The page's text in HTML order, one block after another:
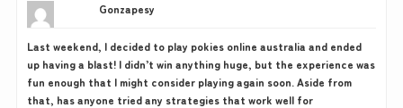
Gonzapesy
Last weekend, I decided to play pokies online australia and ended
up having a blast! I didn’t win anything huge, but the experience was
fun enough that I might consider playing again soon. Aside from
that, has anyone tried any strategies that work well for